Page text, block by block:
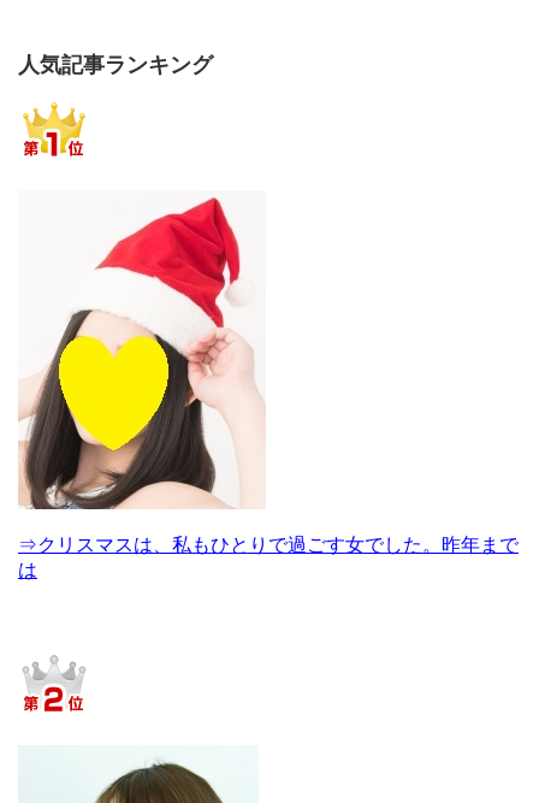
人気記事ランキング
⇒クリスマスは、私もひとりで過ごす女でした。昨年まで
は